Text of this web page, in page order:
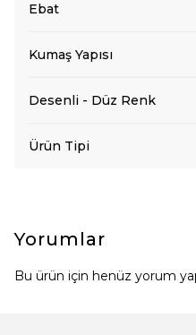
Ebat
Kumaş Yapısı
Desenli - Düz Renk
Ürün Tipi
Yorumlar
Bu ürün için henüz yorum